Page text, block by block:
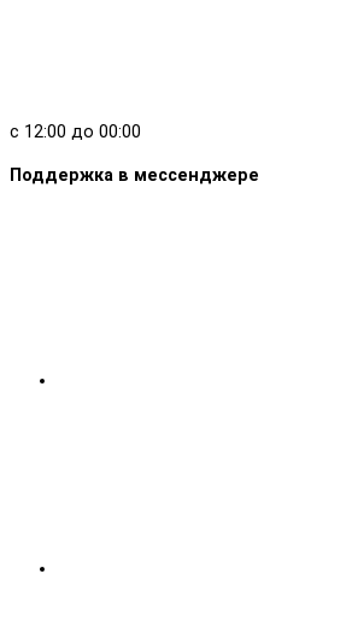
с 12:00 до 00:00
Поддержка в мессенджере